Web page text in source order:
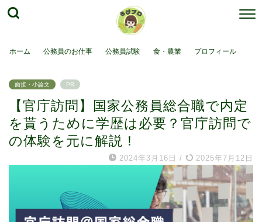
ホーム 公務員のお仕事 公務員試験 食・農業 プロフィール
面接・小論文 PR
【官庁訪問】国家公務員総合職で内定
を貰うために学歴は必要？官庁訪問で
の体験を元に解説！
2024年3月16日 / 2025年7月12日